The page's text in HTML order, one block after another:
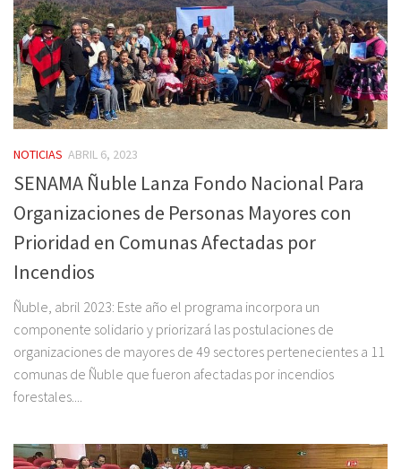
NOTICIAS ABRIL 6, 2023
SENAMA Ñuble Lanza Fondo Nacional Para
Organizaciones de Personas Mayores con
Prioridad en Comunas Afectadas por
Incendios
Ñuble, abril 2023: Este año el programa incorpora un
componente solidario y priorizará las postulaciones de
organizaciones de mayores de 49 sectores pertenecientes a 11
comunas de Ñuble que fueron afectadas por incendios
forestales....